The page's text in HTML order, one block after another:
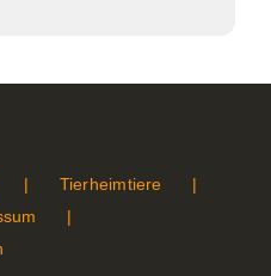
Tierheimtiere